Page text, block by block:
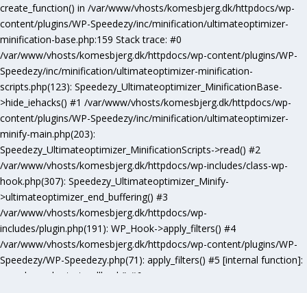
create_function() in /var/www/vhosts/komesbjerg.dk/httpdocs/wp-
content/plugins/WP-Speedezy/inc/minification/ultimateoptimizer-
minification-base.php:159 Stack trace: #0
/var/www/vhosts/komesbjerg.dk/httpdocs/wp-content/plugins/WP-
Speedezy/inc/minification/ultimateoptimizer-minification-
scripts.php(123): Speedezy_Ultimateoptimizer_MinificationBase-
>hide_iehacks() #1 /var/www/vhosts/komesbjerg.dk/httpdocs/wp-
content/plugins/WP-Speedezy/inc/minification/ultimateoptimizer-
minify-main.php(203):
Speedezy_Ultimateoptimizer_MinificationScripts->read() #2
/var/www/vhosts/komesbjerg.dk/httpdocs/wp-includes/class-wp-
hook.php(307): Speedezy_Ultimateoptimizer_Minify-
>ultimateoptimizer_end_buffering() #3
/var/www/vhosts/komesbjerg.dk/httpdocs/wp-
includes/plugin.php(191): WP_Hook->apply_filters() #4
/var/www/vhosts/komesbjerg.dk/httpdocs/wp-content/plugins/WP-
Speedezy/WP-Speedezy.php(71): apply_filters() #5 [internal function]:
speedezy_ob_start_callback() #6